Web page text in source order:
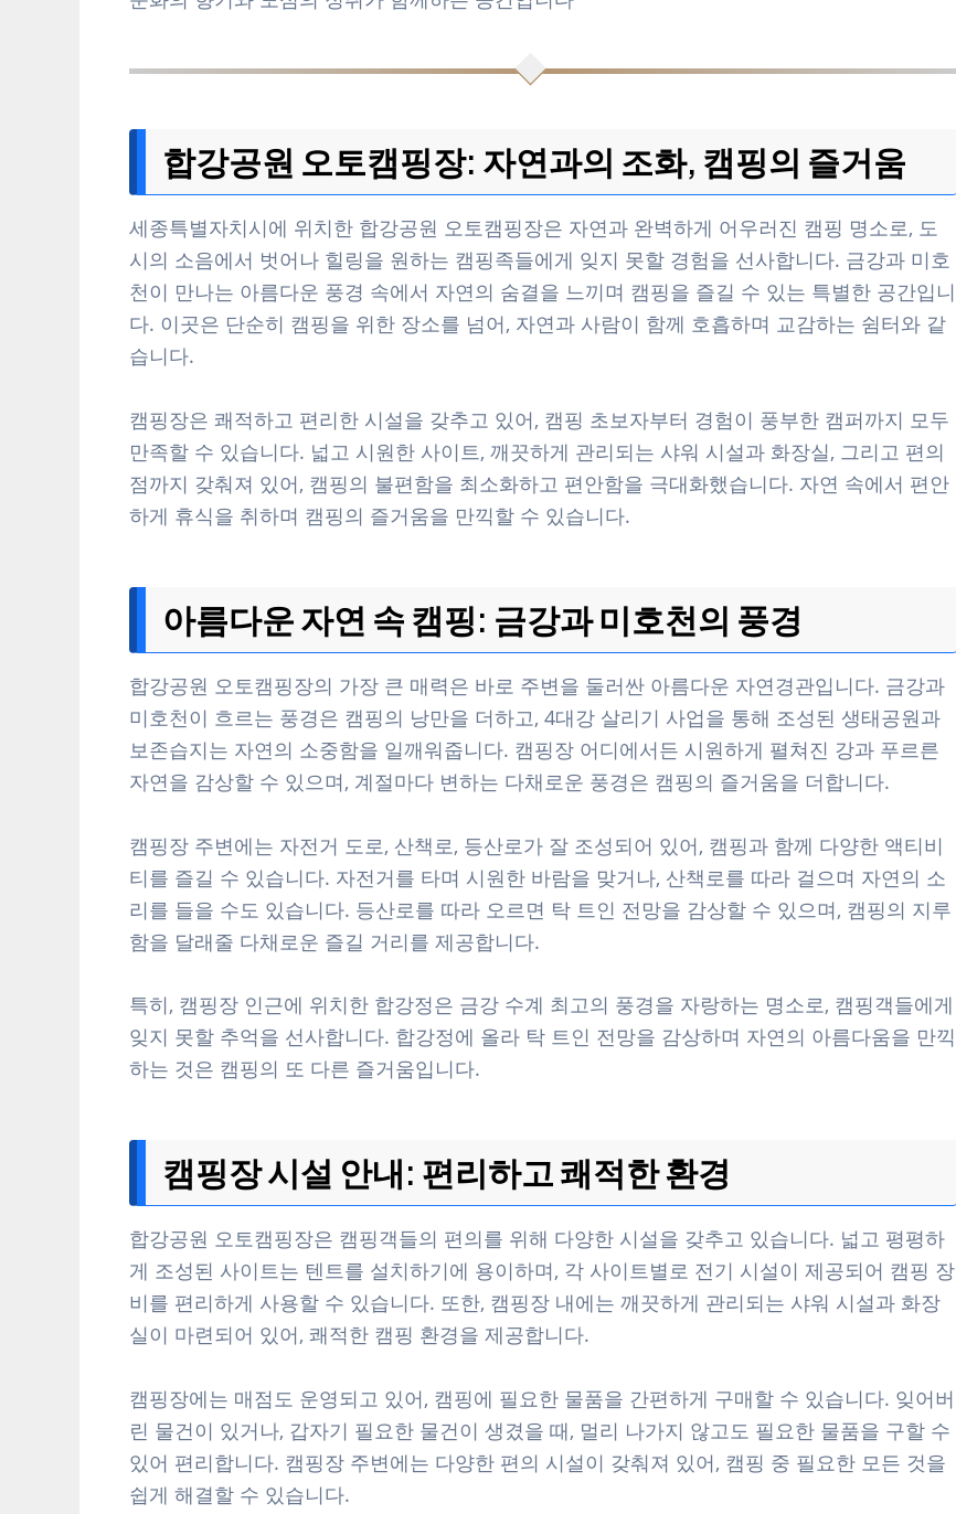
합강공원 오토캠핑장: 자연과의 조화, 캠핑의 즐거움
세종특별자치시에 위치한 합강공원 오토캠핑장은 자연과 완벽하게 어우러진 캠핑 명소로, 도
시의 소음에서 벗어나 힐링을 원하는 캠핑족들에게 잊지 못할 경험을 선사합니다. 금강과 미호
천이 만나는 아름다운 풍경 속에서 자연의 숨결을 느끼며 캠핑을 즐길 수 있는 특별한 공간입니
다. 이곳은 단순히 캠핑을 위한 장소를 넘어, 자연과 사람이 함께 호흡하며 교감하는 쉼터와 같
습니다.
캠핑장은 쾌적하고 편리한 시설을 갖추고 있어, 캠핑 초보자부터 경험이 풍부한 캠퍼까지 모두
만족할 수 있습니다. 넓고 시원한 사이트, 깨끗하게 관리되는 샤워 시설과 화장실, 그리고 편의
점까지 갖춰져 있어, 캠핑의 불편함을 최소화하고 편안함을 극대화했습니다. 자연 속에서 편안
하게 휴식을 취하며 캠핑의 즐거움을 만끽할 수 있습니다.
아름다운 자연 속 캠핑: 금강과 미호천의 풍경
합강공원 오토캠핑장의 가장 큰 매력은 바로 주변을 둘러싼 아름다운 자연경관입니다. 금강과
미호천이 흐르는 풍경은 캠핑의 낭만을 더하고, 4대강 살리기 사업을 통해 조성된 생태공원과
보존습지는 자연의 소중함을 일깨워줍니다. 캠핑장 어디에서든 시원하게 펼쳐진 강과 푸르른
자연을 감상할 수 있으며, 계절마다 변하는 다채로운 풍경은 캠핑의 즐거움을 더합니다.
캠핑장 주변에는 자전거 도로, 산책로, 등산로가 잘 조성되어 있어, 캠핑과 함께 다양한 액티비
티를 즐길 수 있습니다. 자전거를 타며 시원한 바람을 맞거나, 산책로를 따라 걸으며 자연의 소
리를 들을 수도 있습니다. 등산로를 따라 오르면 탁 트인 전망을 감상할 수 있으며, 캠핑의 지루
함을 달래줄 다채로운 즐길 거리를 제공합니다.
특히, 캠핑장 인근에 위치한 합강정은 금강 수계 최고의 풍경을 자랑하는 명소로, 캠핑객들에게
잊지 못할 추억을 선사합니다. 합강정에 올라 탁 트인 전망을 감상하며 자연의 아름다움을 만끽
하는 것은 캠핑의 또 다른 즐거움입니다.
캠핑장 시설 안내: 편리하고 쾌적한 환경
합강공원 오토캠핑장은 캠핑객들의 편의를 위해 다양한 시설을 갖추고 있습니다. 넓고 평평하
게 조성된 사이트는 텐트를 설치하기에 용이하며, 각 사이트별로 전기 시설이 제공되어 캠핑 장
비를 편리하게 사용할 수 있습니다. 또한, 캠핑장 내에는 깨끗하게 관리되는 샤워 시설과 화장
실이 마련되어 있어, 쾌적한 캠핑 환경을 제공합니다.
캠핑장에는 매점도 운영되고 있어, 캠핑에 필요한 물품을 간편하게 구매할 수 있습니다. 잊어버
린 물건이 있거나, 갑자기 필요한 물건이 생겼을 때, 멀리 나가지 않고도 필요한 물품을 구할 수
있어 편리합니다. 캠핑장 주변에는 다양한 편의 시설이 갖춰져 있어, 캠핑 중 필요한 모든 것을
쉽게 해결할 수 있습니다.